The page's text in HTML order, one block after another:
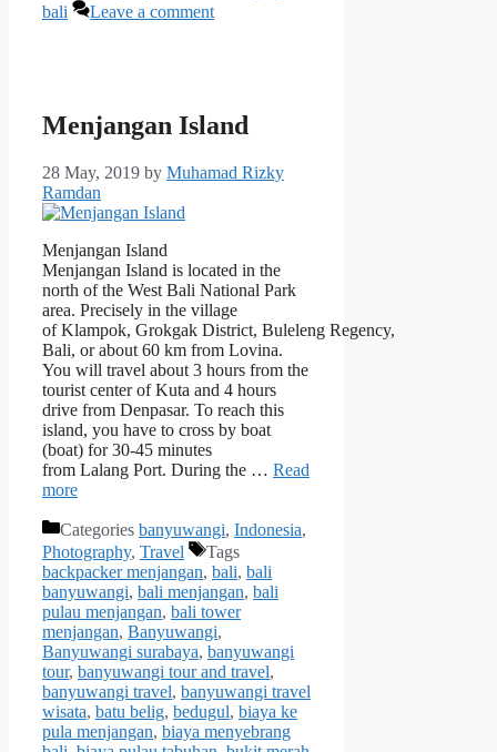
bali
Leave a comment
Menjangan Island
28 May, 2019 by Muhamad Rizky
Ramdan
Menjangan Island
Menjangan Island is located in the
north of the West Bali National Park
area. Precisely in the village
of Klampok, Grokgak District, Buleleng Regency,
Bali, or about 60 km from Lovina.
You will travel about 3 hours from the
tourist center of Kuta and 4 hours
drive from Denpasar. To reach this
island, you have to cross by boat
(boat) for 30-45 minutes
from Lalang Port. During the … Read
more
Categories banyuwangi, Indonesia,
Photography, Travel
Tags
backpacker menjangan, bali, bali
banyuwangi, bali menjangan, bali
pulau menjangan, bali tower
menjangan, Banyuwangi,
Banyuwangi surabaya, banyuwangi
tour, banyuwangi tour and travel,
banyuwangi travel, banyuwangi travel
wisata, batu belig, bedugul, biaya ke
pula menjangan, biaya menyebrang